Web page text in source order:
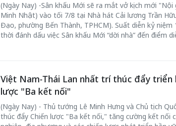
(Ngày Nay) -Sân khấu Mới sẽ ra mắt vở kịch mới "Nội
Minh Nhật) vào tối 7/8 tại Nhà hát Cải lương Trần
Đạo, phường Bến Thành, TPHCM). Suất diễn kỷ
thời đánh dấu việc Sân khấu Mới “dời nhà” đến điểm
Việt Nam-Thái Lan nhất trí thúc đẩy triển
lược "Ba kết nối"
(Ngày Nay) - Thủ tướng Lê Minh Hưng và Chủ tịch
thúc đẩy Chiến lược "Ba kết nối," tăng cường kết nối